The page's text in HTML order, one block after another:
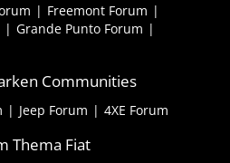
Freemont Forum
Grande Punto Forum
Communities
Jeep Forum 4XE Forum
Thema Fiat